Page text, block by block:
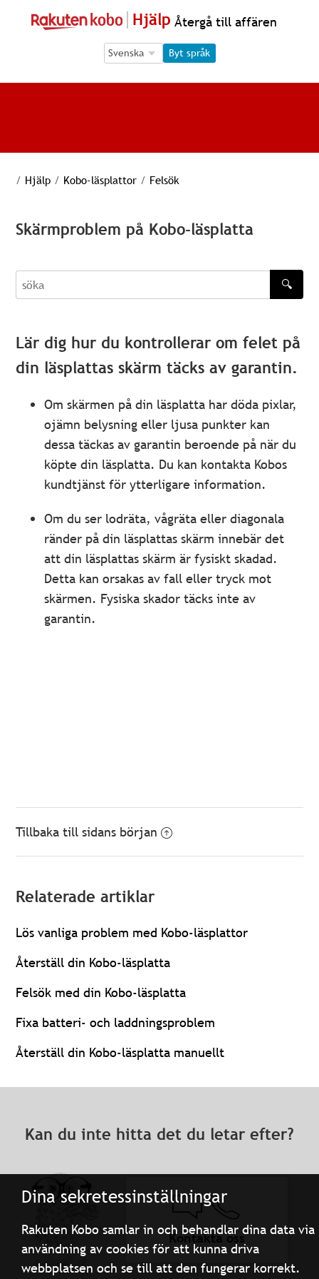
Dina sekretessinställningar
Rakuten Kobo samlar in och behandlar dina data via
användning av cookies för att kunna driva
webbplatsen och se till att den fungerar korrekt.
Hjälp Återgå till affären
Language Selection
Language Selection
Byt språk
/ Hjälp / Kobo-läsplattor / Felsök
Skärmproblem på Kobo-läsplatta
söka
🔍
Lär dig hur du kontrollerar om felet på
din läsplattas skärm täcks av garantin.
Om skärmen på din läsplatta har döda pixlar,
ojämn belysning eller ljusa punkter kan
dessa täckas av garantin beroende på när du
köpte din läsplatta. Du kan kontakta Kobos
kundtjänst för ytterligare information.
Om du ser lodräta, vågräta eller diagonala
ränder på din läsplattas skärm innebär det
att din läsplattas skärm är fysiskt skadad.
Detta kan orsakas av fall eller tryck mot
skärmen. Fysiska skador täcks inte av
garantin.
Tillbaka till sidans början
Relaterade artiklar
Lös vanliga problem med Kobo-läsplattor
Återställ din Kobo-läsplatta
Felsök med din Kobo-läsplatta
Fixa batteri- och laddningsproblem
Återställ din Kobo-läsplatta manuellt
Kan du inte hitta det du letar efter?
Kontakta oss